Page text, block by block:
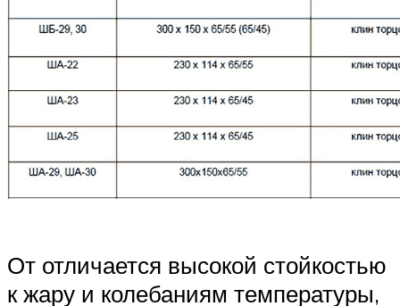
От отличается высокой стойкостью
к жару и колебаниям температуры,